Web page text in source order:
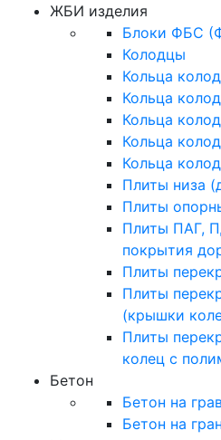
ЖБИ изделия
Блоки ФБС
Колодцы
Кольца
Кольца
Кольца
Кольца
Кольца
Плиты низа
Плиты
Плиты ПАГ,
покрытия
Плиты
Плиты
(крышки
Плиты
колец с
Бетон
Бетон на
Бетон на